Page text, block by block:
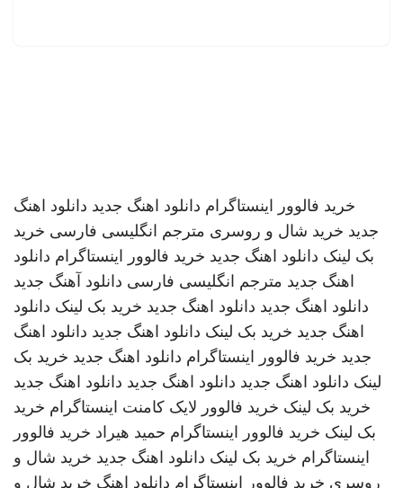
خرید فالوور اینستاگرام دانلود اهنگ جدید دانلود اهنگ
جدید خرید شال و روسری مترجم انگلیسی فارسی خرید
بک لینک دانلود اهنگ جدید خرید فالوور اینستاگرام دانلود
اهنگ جدید مترجم انگلیسی فارسی دانلود آهنگ جدید
دانلود اهنگ جدید دانلود اهنگ جدید خرید بک لینک دانلود
اهنگ جدید خرید بک لینک دانلود اهنگ جدید دانلود اهنگ
جدید خرید فالوور اینستاگرام دانلود اهنگ جدید خرید بک
لینک دانلود اهنگ جدید دانلود اهنگ جدید دانلود اهنگ جدید
خرید بک لینک خرید فالوور لایک کامنت اینستاگرام خرید
بک لینک خرید فالوور اینستاگرام حمید هیراد خرید فالوور
اینستاگرام خرید بک لینک دانلود اهنگ جدید خرید شال و
روسری خرید فالوور اینستاگرام دانلود اهنگ خرید شال و